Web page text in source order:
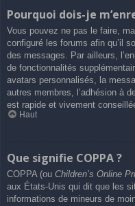
Pourquoi dois-je
Vous pouvez ne pas le faire,
configuré les forums afin qu’il
des messages. Par ailleurs,
de fonctionnalités
avatars personnalisés, la
autres membres, l’adhésion à
est rapide et vivement
Haut
Que signifie COPPA ?
COPPA (ou Children’s Online
aux États-Unis qui dit que les
informations de mineurs de